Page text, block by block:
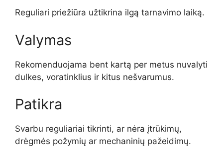
Reguliari priežiūra užtikrina ilgą tarnavimo laiką.
Valymas
Rekomenduojama bent kartą per metus nuvalyti
dulkes, voratinklius ir kitus nešvarumus.
Patikra
Svarbu reguliariai tikrinti, ar nėra įtrūkimų,
drėgmės požymių ar mechaninių pažeidimų.